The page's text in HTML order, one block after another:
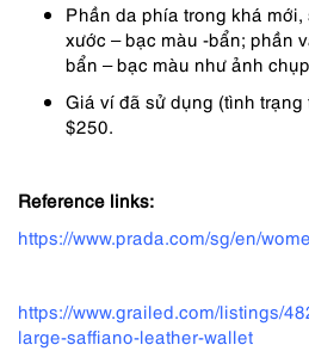
Phần da phía trong khá
xước – bạc màu -bẩn; phần
bẩn – bạc màu như ảnh
Giá ví đã sử dụng (tình
$250.
Reference links:
https://www.prada.com/sg/en/
https://www.grailed.com/listings/
large-saffiano-leather-wallet